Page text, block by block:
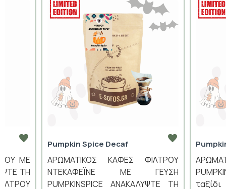
ΜΕ
ΤΗ
Pumpkin Spice Decaf
ΑΡΩΜΑΤΙΚΟΣ ΚΑΦΕΣ ΦΙΛΤΡΟΥ
ΝΤΕΚΑΦΕΪΝΕ ΜΕ ΓΕΥΣΗ
PUMPKINSPICE ΑΝΑΚΑΛΥΨΤΕ ΤΗ